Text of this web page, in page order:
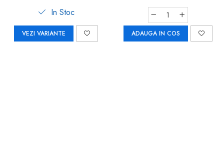
In Stoc
VEZI VARIANTE ADAUGA IN COS